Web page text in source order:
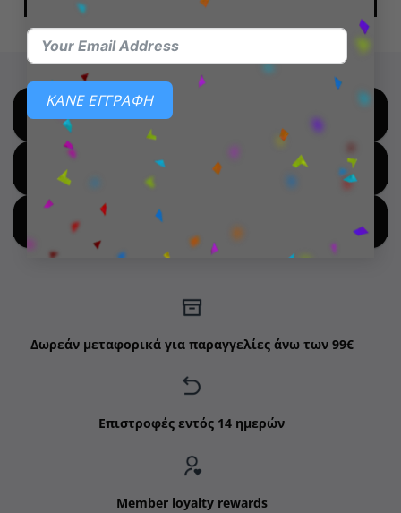
ΚΑΝΕ ΕΓΓΡΑΦΗ
ΠΡΟΣΘΉΚΗ ΣΤΟ ΚΑΛΆΘΙ
SHOP BY BRANDS
SHOP FOR HOT DEALS
SHOP BY NEW ARRIVALS
Δωρεάν μεταφορικά για παραγγελίες άνω των 99€
Επιστροφές εντός 14 ημερών
Member loyalty rewards